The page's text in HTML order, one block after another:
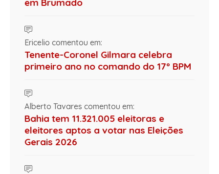
em Brumado
Ericelio comentou em:
Tenente-Coronel Gilmara celebra
primeiro ano no comando do 17º BPM
Alberto Tavares comentou em:
Bahia tem 11.321.005 eleitoras e
eleitores aptos a votar nas Eleições
Gerais 2026